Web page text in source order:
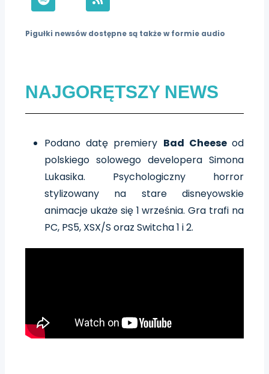
Pigułki newsów dostępne są także w formie audio
NAJGORĘTSZY NEWS
Podano datę premiery Bad Cheeseod
polskiego solowego developera Simona
Lukasika. Psychologiczny horror
stylizowany na stare disneyowskie
animacje ukaże się 1 września. Gra trafi na
PC, PS5, XSX/S oraz Switcha 1 i 2.